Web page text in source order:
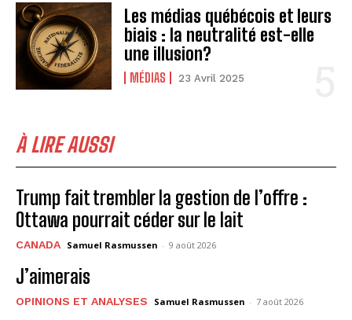
Les médias québécois et leurs
biais : la neutralité est-elle
une illusion?
MÉDIAS 23 Avril 2025
À LIRE AUSSI
Trump fait trembler la gestion de l’offre :
Ottawa pourrait céder sur le lait
CANADA Samuel Rasmussen - 9 août 2026
J’aimerais
OPINIONS ET ANALYSES Samuel Rasmussen - 7 août 2026